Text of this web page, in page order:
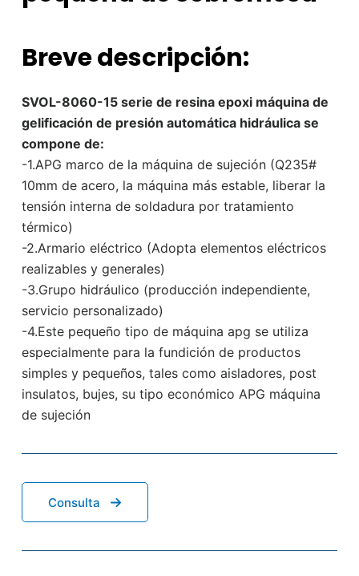
Breve descripción:
SVOL-8060-15 serie de resina epoxi máquina de
gelificación de presión automática hidráulica se
compone de:
-1.APG marco de la máquina de sujeción (Q235#
10mm de acero, la máquina más estable, liberar la
tensión interna de soldadura por tratamiento
térmico)
-2.Armario eléctrico (Adopta elementos eléctricos
realizables y generales)
-3.Grupo hidráulico (producción independiente,
servicio personalizado)
-4.Este pequeño tipo de máquina apg se utiliza
especialmente para la fundición de productos
simples y pequeños, tales como aisladores, post
insulatos, bujes, su tipo económico APG máquina
de sujeción
Consulta